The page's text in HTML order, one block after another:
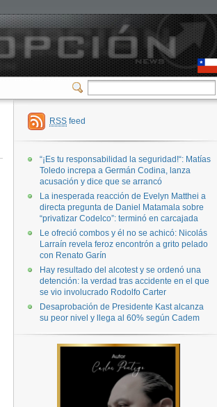
RSS feed
“¡Es tu responsabilidad la seguridad!“: Matías
Toledo increpa a Germán Codina, lanza
acusación y dice que se arrancó
La inesperada reacción de Evelyn Matthei a
directa pregunta de Daniel Matamala sobre
“privatizar Codelco”: terminó en carcajada
Le ofreció combos y él no se achicó: Nicolás
Larraín revela feroz encontrón a grito pelado
con Renato Garín
Hay resultado del alcotest y se ordenó una
detención: la verdad tras accidente en el que
se vio involucrado Rodolfo Carter
Desaprobación de Presidente Kast alcanza
su peor nivel y llega al 60% según Cadem